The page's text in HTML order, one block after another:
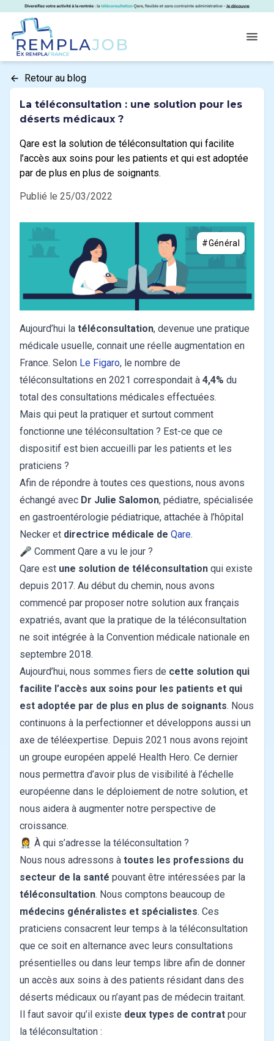
RemplaJob
Retour au blog
La téléconsultation : une solution pour les
déserts médicaux ?
Qare est la solution de téléconsultation qui facilite
l’accès aux soins pour les patients et qui est adoptée
par de plus en plus de soignants.
Publié le 25/03/2022
#Général
Aujourd’hui la téléconsultation, devenue une pratique
médicale usuelle, connait une réelle augmentation en
France. Selon Le Figaro, le nombre de
téléconsultations en 2021 correspondait à 4,4% du
total des consultations médicales effectuées.
Mais qui peut la pratiquer et surtout comment
fonctionne une téléconsultation ? Est-ce que ce
dispositif est bien accueilli par les patients et les
praticiens ?
Afin de répondre à toutes ces questions, nous avons
échangé avec Dr Julie Salomon, pédiatre, spécialisée
en gastroentérologie pédiatrique, attachée à l’hôpital
Necker et directrice médicale de Qare.
🎤 Comment Qare a vu le jour ?
Qare est une solution de téléconsultation qui existe
depuis 2017. Au début du chemin, nous avons
commencé par proposer notre solution aux français
expatriés, avant que la pratique de la téléconsultation
ne soit intégrée à la Convention médicale nationale en
septembre 2018.
Aujourd’hui, nous sommes fiers de cette solution qui
facilite l’accès aux soins pour les patients et qui
est adoptée par de plus en plus de soignants. Nous
continuons à la perfectionner et développons aussi un
axe de téléexpertise. Depuis 2021 nous avons rejoint
un groupe européen appelé Health Hero. Ce dernier
nous permettra d’avoir plus de visibilité à l’échelle
européenne dans le déploiement de notre solution, et
nous aidera à augmenter notre perspective de
croissance.
👩‍⚕️ À qui s’adresse la téléconsultation ?
Nous nous adressons à toutes les professions du
secteur de la santé pouvant être intéressées par la
téléconsultation. Nous comptons beaucoup de
médecins généralistes et spécialistes. Ces
praticiens consacrent leur temps à la téléconsultation
que ce soit en alternance avec leurs consultations
présentielles ou dans leur temps libre afin de donner
un accès aux soins à des patients résidant dans des
déserts médicaux ou n’ayant pas de médecin traitant.
Il faut savoir qu’il existe deux types de contrat pour
la téléconsultation :
Panneau de gestion des cookies